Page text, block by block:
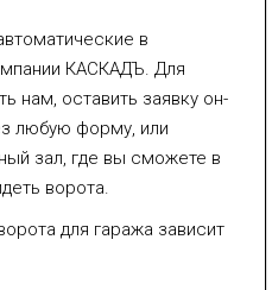
в
КАСКАДЪ. Для
нам, оставить заявку он-
любую форму, или
зал, где вы сможете в
ворота.
для гаража зависит